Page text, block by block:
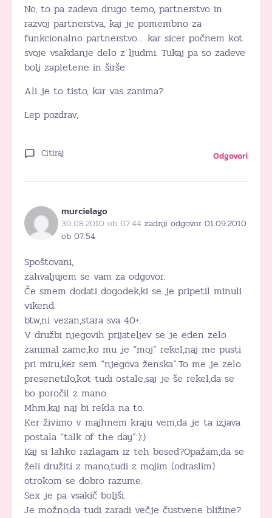
No, to pa zadeva drugo temo, partnerstvo in
razvoj partnerstva, kaj je pomembno za
funkcionalno partnerstvo… kar sicer počnem kot
svoje vsakdanje delo z ljudmi. Tukaj pa so zadeve
bolj zapletene in širše.
Ali je to tisto, kar vas zanima?
Lep pozdrav,
Citiraj Odgovori
murcielago
30.08.2010 ob 07:44 zadnji odgovor 01.09.2010
ob 07:54
Spoštovani,
zahvaljujem se vam za odgovor.
Če smem dodati dogodek,ki se je pripetil minuli
vikend.
btw,ni vezan,stara sva 40+.
V družbi njegovih prijateljev se je eden zelo
zanimal zame,ko mu je “moj” rekel,naj me pusti
pri miru,ker sem “njegova ženska”.To me je zelo
presenetilo,kot tudi ostale,saj je še rekel,da se
bo poročil z mano.
Mhm,kaj naj bi rekla na to.
Ker živimo v majhnem kraju vem,da je ta izjava
postala “talk of the day”:):)
Kaj si lahko razlagam iz teh besed?Opažam,da se
želi družiti z mano,tudi z mojim (odraslim)
otrokom se dobro razume.
Sex je pa vsakič boljši.
Je možno,da tudi zaradi večje čustvene bližine?